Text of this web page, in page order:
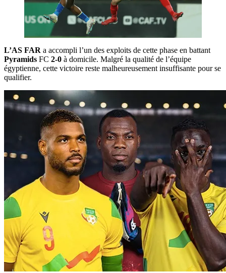
L’AS FAR a accompli l’un des exploits de cette phase en battant
Pyramids FC 2-0 à domicile. Malgré la qualité de l’équipe
égyptienne, cette victoire reste malheureusement insuffisante pour se
qualifier.